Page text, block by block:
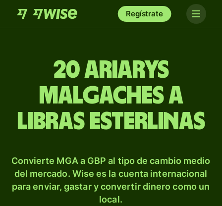
Regístrate
20 ariarys
malgaches a
libras esterlinas
Convierte MGA a GBP al tipo de cambio medio
del mercado. Wise es la cuenta internacional
para enviar, gastar y convertir dinero como un
local.